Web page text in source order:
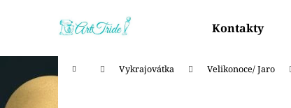
Kontakty
Domů Vykrajovátka Velikonoce/ Jaro
í
Zpět
do
obchodu
Zpět
do
obchodu